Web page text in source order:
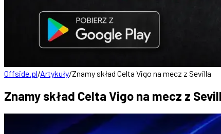
Offside.pl/Artykuły/Znamy skład Celta Vigo na mecz z Sevilla
Znamy skład Celta Vigo na mecz z